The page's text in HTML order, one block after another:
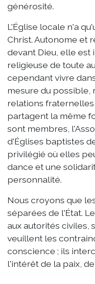
générosité.
L'Église locale n'a
Christ. Autonome et
devant Dieu, elle
religieuse de toute
cependant vivre
mesure du
relations fraternelles
partagent la même
sont membres,
d'Églises baptistes
privilégié où elles
dance et une
personnalité.
Nous croyons que
séparées de l'État.
aux autorités civiles,
veuillent les
conscience ; ils
l'intérêt de la paix,